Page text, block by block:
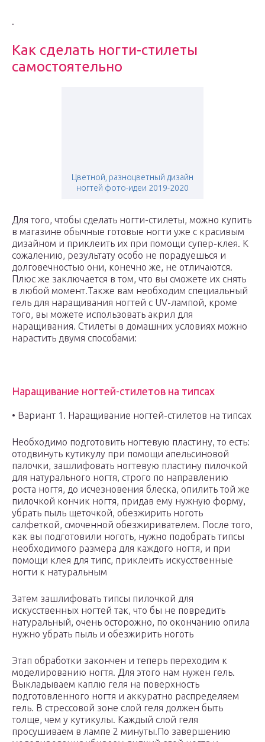
.
Как сделать ногти-стилеты
самостоятельно
Цветной, разноцветный дизайн
ногтей фото-идеи 2019-2020
Для того, чтобы сделать ногти-стилеты, можно купить
в магазине обычные готовые ногти уже с красивым
дизайном и приклеить их при помощи супер-клея. К
сожалению, результату особо не порадуешься и
долговечностью они, конечно же, не отличаются.
Плюс же заключается в том, что вы сможете их снять
в любой момент.Также вам необходим специальный
гель для наращивания ногтей с UV-лампой, кроме
того, вы можете использовать акрил для
наращивания. Стилеты в домашних условиях можно
нарастить двумя способами:
Наращивание ногтей-стилетов на типсах
• Вариант 1. Наращивание ногтей-стилетов на типсах
Необходимо подготовить ногтевую пластину, то есть:
отодвинуть кутикулу при помощи апельсиновой
палочки, зашлифовать ногтевую пластину пилочкой
для натурального ногтя, строго по направлению
роста ногтя, до исчезновения блеска, опилить той же
пилочкой кончик ногтя, придав ему нужную форму,
убрать пыль щеточкой, обезжирить ноготь
салфеткой, смоченной обезжиривателем. После того,
как вы подготовили ноготь, нужно подобрать типсы
необходимого размера для каждого ногтя, и при
помощи клея для типс, приклеить искусственные
ногти к натуральным
Затем зашлифовать типсы пилочкой для
искусственных ногтей так, что бы не повредить
натуральный, очень осторожно, по окончанию опила
нужно убрать пыль и обезжирить ноготь
Этап обработки закончен и теперь переходим к
моделированию ногтя. Для этого нам нужен гель.
Выкладываем каплю геля на поверхность
подготовленного ногтя и аккуратно распределяем
гель. В стрессовой зоне слой геля должен быть
толще, чем у кутикулы. Каждый слой геля
просушиваем в лампе 2 минуты.По завершению